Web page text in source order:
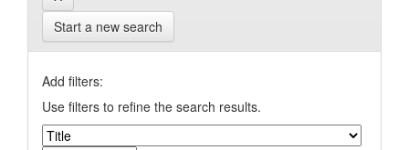
Start a new search
Add filters:
Use filters to refine the search results.